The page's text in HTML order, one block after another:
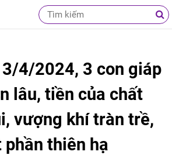
4/2024, 3 con giáp
lâu, tiền của chất
vượng khí tràn trề,
phần thiên hạ